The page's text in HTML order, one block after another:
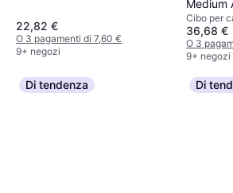
22,82 €
O 3 pagamenti di 7,60 €
9+ negozi
Medium
Cibo per
36,68 €
O 3
9+ negozi
Di tendenza Di